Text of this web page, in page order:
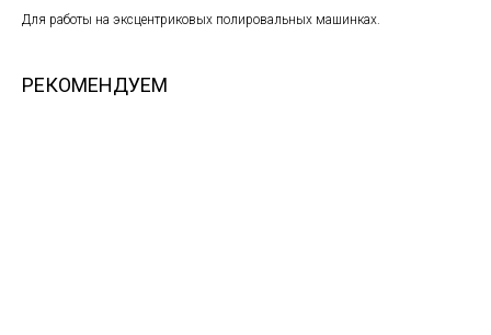
Для работы на эксцентриковых полировальных машинках.
РЕКОМЕНДУЕМ